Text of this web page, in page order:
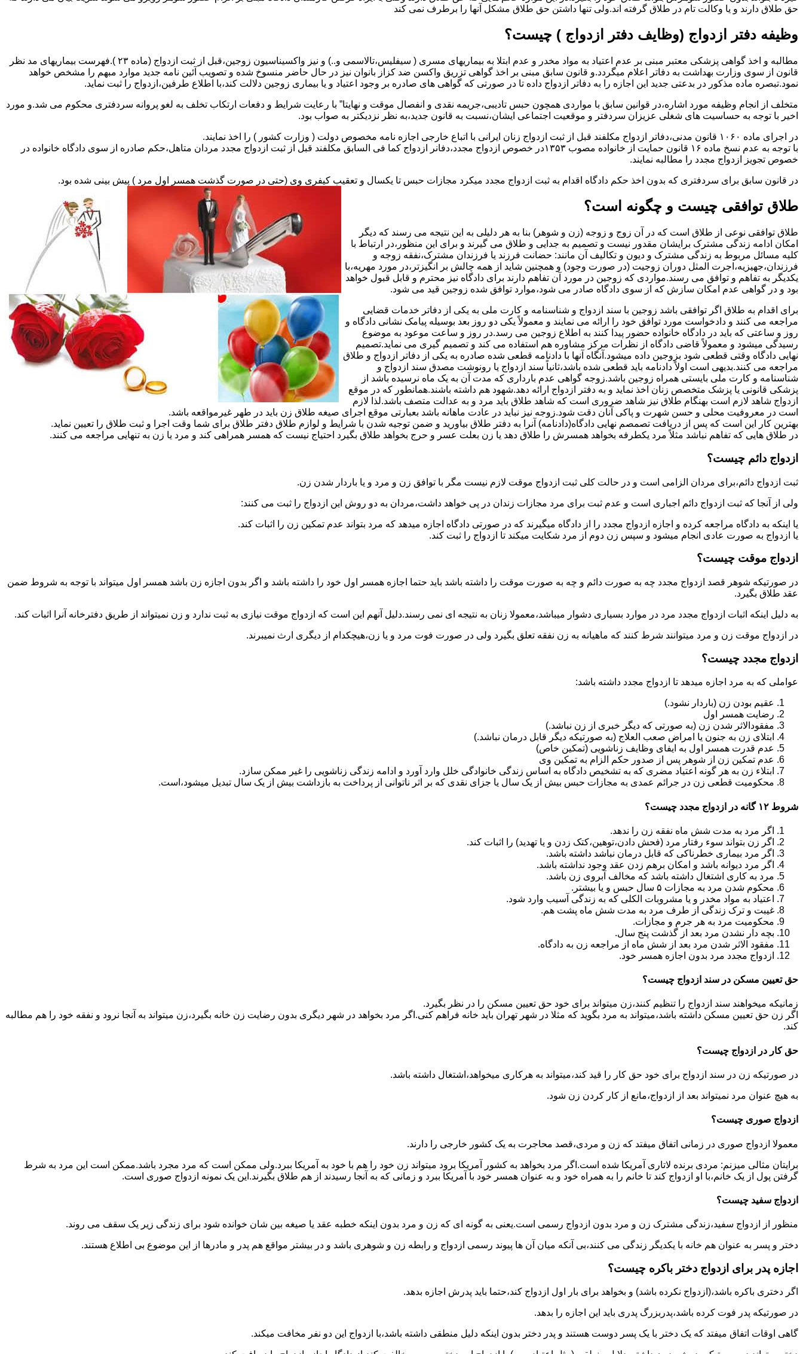
حق طلاق دارند و یا وکالت تام در طلاق گرفته اند.ولی تنها داشتن حق طلاق مشکل آنها را برطرف نمی کند
وظیفه دفتر ازدواج (وظایف دفتر ازدواج ) چیست؟
مطالبه و اخذ گواهی پزشکی معتبر مبنی بر عدم اعتیاد به مواد مخدر و عدم ابتلا به بیماریهای مسری ( سیفلیس،تالاسمی و..) و نیز واکسیناسیون زوجین،قبل از ثبت ازدواج (ماده ۲۳ ).فهرست بیماریهای مد نظر
قانون از سوی وزارت بهداشت به دفاتر اعلام میگردد.و قانون سابق مبنی بر اخذ گواهی تزریق واکسن ضد کزاز بانوان نیز در حال حاضر منسوخ شده و تصویب آئین نامه جدید موارد مبهم را مشخص خواهد
نمود.تبصره ماده مذکور در بدعتی جدید این اجازه را به دفاتر ازدواج داده تا در صورتی که گواهی های صادره بر وجود اعتیاد و یا بیماری زوجین دلالت کند،با اطلاع طرفین،ازدواج را ثبت نماید.
متخلف از انجام وظیفه مورد اشاره،در قوانین سابق با مواردی همچون حبس تادیبی،جریمه نقدی و انفصال موقت و نهایتا” با رعایت شرایط و دفعات ارتکاب تخلف به لغو پروانه سردفتری محکوم می شد.و مورد
اخیر با توجه به حساسیت های شغلی عزیزان سردفتر و موقعیت اجتماعی ایشان،نسبت به قانون جدید،به نظر نزدیکتر به صواب بود.
در اجرای ماده ۱۰۶۰ قانون مدنی،دفاتر ازدواج مکلفند قبل از ثبت ازدواج زنان ایرانی با اتباع خارجی اجازه نامه مخصوص دولت ( وزارت کشور ) را اخذ نمایند.
با توجه به عدم نسخ ماده ۱۶ قانون حمایت از خانواده مصوب ۱۳۵۳در خصوص ازدواج مجدد،دفانر ازدواج کما فی السابق مکلفند قبل از ثبت ازدواج مجدد مردان متاهل،حکم صادره از سوی دادگاه خانواده در
خصوص تجویز ازدواج مجدد را مطالبه نمایند.
در قانون سابق برای سردفتری که بدون اخذ حکم دادگاه اقدام به ثبت ازدواج مجدد میکرد مجازات حبس تا یکسال و تعقیب کیفری وی (حتی در صورت گذشت همسر اول مرد ) پیش بینی شده بود.
طلاق توافقی چیست و چگونه است؟
طلاق توافقی نوعی از طلاق است که در آن زوج و زوجه (زن و شوهر) بنا به هر دلیلی به این نتیجه می رسند که دیگر
امکان ادامه زندگی مشترک برایشان مقدور نیست و تصمیم به جدایی و طلاق می گیرند و برای این منظور،در ارتباط با
کلیه مسائل مربوط به زندگی مشترک و دیون و تکالیف آن مانند: حضانت فرزند یا فرزندان مشترک،نفقه زوجه و
فرزندان،جهیزیه،اجرت المثل دوران زوجیت (در صورت وجود) و همچنین شاید از همه چالش بر انگیزتر،در مورد مهریه،با
یکدیگر به تفاهم و توافق می رسند.مواردی که زوجین در مورد آن تفاهم دارند برای دادگاه نیز محترم و قابل قبول خواهد
بود و در گواهی عدم امکان سازش که از سوی دادگاه صادر می شود،موارد توافق شده زوجین قید می شود.
برای اقدام به طلاق اگر توافقی باشد زوجین با سند ازدواج و شناسنامه و کارت ملی به یکی از دفاتر خدمات قضایی
مراجعه می کنند و دادخواست مورد توافق خود را ارائه می نمایند و معمولاً یکی دو روز بعد بوسیله پیامک نشانی دادگاه و
روز و ساعتی که باید در دادگاه خانواده حضور پیدا کنند به اطلاع زوجین می رسد.در روز و ساعت موعود به موضوع
رسیدگی میشود و معمولاً قاضی دادگاه از نظرات مرکز مشاوره هم استفاده می کند و تصمیم گیری می نماید.تصمیم
نهایی دادگاه وقتی قطعی شود بزوجین داده میشود.آنگاه آنها با دادنامه قطعی شده صادره به یکی از دفاتر ازدواج و طلاق
مراجعه می کنند.بدیهی است اولاً دادنامه باید قطعی شده باشد،ثانیاً سند ازدواج یا رونوشت مصدق سند ازدواج و
شناسنامه و کارت ملی بایستی همراه زوجین باشد.زوجه گواهی عدم بارداری که مدت آن به یک ماه نرسیده باشد از
پزشکی قانونی یا پزشک متخصص زنان اخذ نماید و به دفتر ازدواج ارائه دهد.شهود هم داشته باشند.همانطور که در موقع
ازدواج شاهد لازم است بهنگام طلاق نیز شاهد ضروری است که شاهد طلاق باید مرد و به عدالت متصف باشد.لذا لازم
است در معروفیت محلی و حسن شهرت و پاکی آنان دقت شود.زوجه نیز نباید در عادت ماهانه باشد بعبارتی موقع اجرای صیغه طلاق زن باید در طهر غیرمواقعه باشد.
بهترین کار این است که پس از دریافت تصمصم نهایی دادگاه(دادنامه) آنرا به دفتر طلاق بیاورید و ضمن توجیه شدن با شرایط و لوازم طلاق دفتر طلاق برای شما وقت اجرا و ثبت طلاق را تعیین نماید.
در طلاق هایی که تفاهم نباشد مثلاً مرد یکطرفه بخواهد همسرش را طلاق دهد یا زن بعلت عسر و حرج بخواهد طلاق بگیرد احتیاج نیست که همسر همراهی کند و مرد یا زن به تنهایی مراجعه می کنند.
ازدواج دائم چیست؟
ثبت ازدواج دائم،برای مردان الزامی است و در حالت کلی ثبت ازدواج موقت لازم نیست مگر با توافق زن و مرد و یا باردار شدن زن.
ولی از آنجا که ثبت ازدواج دائم اجباری است و عدم ثبت برای مرد مجازات زندان در پی خواهد داشت،مردان به دو روش این ازدواج را ثبت می کنند:
یا اینکه به دادگاه مراجعه کرده و اجازه ازدواج مجدد را از دادگاه میگیرند که در صورتی دادگاه اجازه میدهد که مرد بتواند عدم تمکین زن را اثبات کند.
یا ازدواج به صورت عادی انجام میشود و سپس زن دوم از مرد شکایت میکند تا ازدواج را ثبت کند.
ازدواج موقت چیست؟
در صورتیکه شوهر قصد ازدواج مجدد چه به صورت دائم و چه به صورت موقت را داشته باشد باید حتما اجازه همسر اول خود را داشته باشد و اگر بدون اجازه زن باشد همسر اول میتواند با توجه به شروط ضمن
عقد طلاق بگیرد.
به دلیل اینکه اثبات ازدواج مجدد مرد در موارد بسیاری دشوار میباشد،معمولا زنان به نتیجه ای نمی رسند.دلیل آنهم این است که ازدواج موقت نیازی به ثبت ندارد و زن نمیتواند از طریق دفترخانه آنرا اثبات کند.
در ازدواج موقت زن و مرد میتوانند شرط کنند که ماهیانه به زن نفقه تعلق بگیرد ولی در صورت فوت مرد و یا زن،هیچکدام از دیگری ارث نمیبرند.
ازدواج مجدد چیست؟
عواملی که به مرد اجازه میدهد تا ازدواج مجدد داشته باشد:
عقیم بودن زن (باردار نشود.)
رضایت همسر اول
مفقودالاثر شدن زن (به صورتی که دیگر خبری از زن نباشد.)
ابتلای زن به جنون یا امراض صعب العلاج (به صورتیکه دیگر قابل درمان نباشد.)
عدم قدرت همسر اول به ایفای وظایف زناشویی (تمکین خاص)
عدم تمکین زن از شوهر پس از صدور حکم الزام به تمکین وی
ابتلاء زن به هر گونه اعتیاد مضری که به تشخیص دادگاه به اساس زندگی خانوادگی خلل وارد آورد و ادامه زندگی زناشویی را غیر ممکن سازد.
محکومیت قطعی زن در جرائم عمدی به مجازات حبس بیش از یک سال یا جزای نقدی که بر اثر ناتوانی از پرداخت به بازداشت بیش از یک سال تبدیل می‎شود،است.
شروط ۱۲ گانه در ازدواج مجدد چیست؟
اگر مرد به مدت شش ماه نفقه زن را ندهد.
اگر زن بتواند سوء رفتار مرد (فحش دادن،توهین،کتک زدن و یا تهدید) را اثبات کند.
اگر مرد بیماری خطرناکی که قابل درمان نباشد داشته باشد.
اگر مرد دیوانه باشد و امکان برهم زدن عقد وجود نداشته باشد.
مرد به کاری اشتغال داشته باشد که مخالف آبروی زن باشد.
محکوم شدن مرد به مجازات ۵ سال حبس و یا بیشتر.
اعتیاد به مواد مخدر و یا مشروبات الکلی که به زندگی آسیب وارد شود.
غیبت و ترک زندگی از طرف مرد به مدت شش ماه پشت هم.
محکومیت مرد به هر جرم و مجازات.
بچه دار نشدن مرد بعد از گذشت پنج سال.
مفقود الاثر شدن مرد بعد از شش ماه از مراجعه زن به دادگاه.
ازدواج مجدد مرد بدون اجازه همسر خود.
حق تعیین مسکن در سند ازدواج چیست؟
زمانیکه میخواهند سند ازدواج را تنظیم کنند،زن میتواند برای خود حق تعیین مسکن را در نظر بگیرد.
اگر زن حق تعیین مسکن داشته باشد،میتواند به مرد بگوید که مثلا در شهر تهران باید خانه فراهم کنی.اگر مرد بخواهد در شهر دیگری بدون رضایت زن خانه بگیرد،زن میتواند به آنجا نرود و نفقه خود را هم مطالبه
کند.
حق کار در ازدواج چیست؟
در صورتیکه زن در سند ازدواج برای خود حق کار را قید کند،میتواند به هرکاری میخواهد،اشتغال داشته باشد.
به هیچ عنوان مرد نمیتواند بعد از ازدواج،مانع از کار کردن زن شود.
ازدواج صوری چیست؟
معمولا ازدواج صوری در زمانی اتفاق میفتد که زن و مردی،قصد محاجرت به یک کشور خارجی را دارند.
برایتان مثالی میزنم: مردی برنده لاتاری آمریکا شده است.اگر مرد بخواهد به کشور آمریکا برود میتواند زن خود را هم با خود به آمریکا ببرد.ولی ممکن است که مرد مجرد باشد.ممکن است این مرد به شرط
گرفتن پول از یک خانم،با او ازدواج کند تا خانم را به همراه خود و به عنوان همسر خود با آمریکا ببرد و زمانی که به آنجا رسیدند از هم طلاق بگیرند.این یک نمونه ازدواج صوری است.
ازدواج سفید چیست؟
منظور از ازدواج سفید،زندگی مشترک زن و مرد بدون ازدواج رسمی است.یعنی به گونه ای که زن و مرد بدون اینکه خطبه عقد یا صیغه بین شان خوانده شود برای زندگی زیر یک سقف می روند.
دختر و پسر به عنوان هم خانه با یکدیگر زندگی می کنند،بی آنکه میان آن ها پیوند رسمی ازدواج و رابطه زن و شوهری باشد و در بیشتر مواقع هم پدر و مادرها از این موضوع بی اطلاع هستند.
اجازه پدر برای ازدواج دختر باکره چیست؟
اگر دختری باکره باشد،(ازدواج نکرده باشد) و بخواهد برای بار اول ازدواج کند،حتما باید پدرش اجازه بدهد.
در صورتیکه پدر فوت کرده باشد،پدربزرگ پدری باید این اجازه را بدهد.
گاهی اوقات اتفاق میفتد که یک دختر با یک پسر دوست هستند و پدر دختر بدون اینکه دلیل منطقی داشته باشد،با ازدواج این دو نفر مخافت میکند.